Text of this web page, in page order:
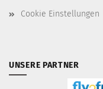
Cookie Einstellungen
UNSERE PARTNER